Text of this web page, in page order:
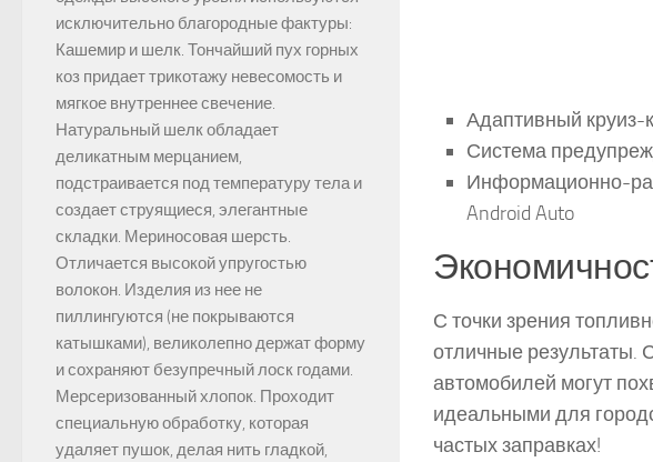
Адаптивный круиз-
Система
Информационно-
Android Auto
С точки зрения
отличные результаты.
автомобилей могут
идеальными для
частых заправках!
исключительно благородные фактуры:
Кашемир и шелк. Тончайший пух горных
коз придает трикотажу невесомость и
мягкое внутреннее свечение.
Натуральный шелк обладает
деликатным мерцанием,
подстраивается под температуру тела и
создает струящиеся, элегантные
складки. Мериносовая шерсть.
Отличается высокой упругостью
волокон. Изделия из нее не
пиллингуются (не покрываются
катышками), великолепно держат форму
и сохраняют безупречный лоск годами.
Мерсеризованный хлопок. Проходит
специальную обработку, которая
удаляет пушок, делая нить гладкой,